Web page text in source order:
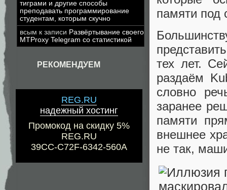
тиграми и другие способы
преподавать программирование
студентам, которым скучно
всым к записи Развёртывание своего
MTProxy Telegram со статистикой
РЕКОМЕНДУЕМ
REG.RU
надежный хостинг
Промокод на скидку 5%
REG.RU
39CC-C72F-6342-560A
памяти под
тех лет.
раздаём
словно
заранее
памяти
внешнее
не так,